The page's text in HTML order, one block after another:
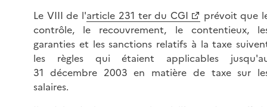
Le VIII de l'article 231 ter du CGI
prévoit que
contrôle, le recouvrement, le contentieux,
garanties et les sanctions relatifs à la taxe
les règles qui étaient applicables
31 décembre 2003 en matière de taxe sur
salaires.